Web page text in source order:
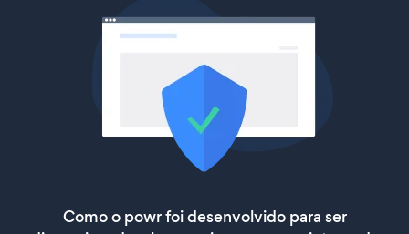
Como o powr foi desenvolvido para ser